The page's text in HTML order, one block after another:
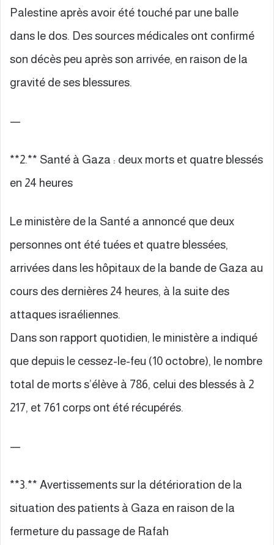
Palestine après avoir été touché par une balle
dans le dos. Des sources médicales ont confirmé
son décès peu après son arrivée, en raison de la
gravité de ses blessures.
—
**2.** Santé à Gaza : deux morts et quatre blessés
en 24 heures
Le ministère de la Santé a annoncé que deux
personnes ont été tuées et quatre blessées,
arrivées dans les hôpitaux de la bande de Gaza au
cours des dernières 24 heures, à la suite des
attaques israéliennes.
Dans son rapport quotidien, le ministère a indiqué
que depuis le cessez-le-feu (10 octobre), le nombre
total de morts s’élève à 786, celui des blessés à 2
217, et 761 corps ont été récupérés.
—
**3.** Avertissements sur la détérioration de la
situation des patients à Gaza en raison de la
fermeture du passage de Rafah